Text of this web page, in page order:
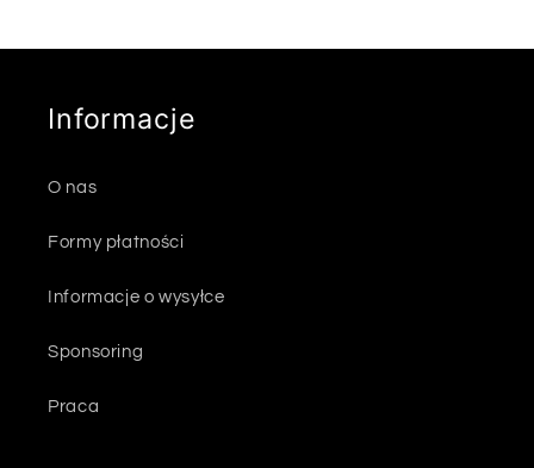
:
Informacje
O nas
Formy płatności
Informacje o wysyłce
Sponsoring
Praca